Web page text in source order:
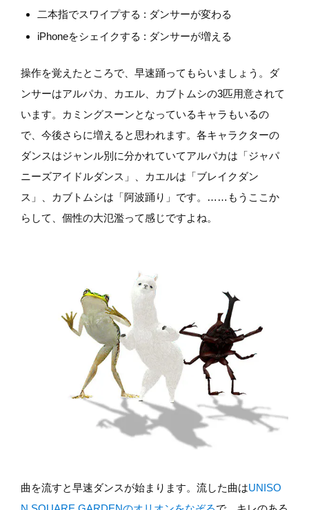
二本指でスワイプする : ダンサーが変わる
iPhoneをシェイクする : ダンサーが増える
操作を覚えたところで、早速踊ってもらいましょう。ダ
ンサーはアルパカ、カエル、カブトムシの3匹用意されて
います。カミングスーンとなっているキャラもいるの
で、今後さらに増えると思われます。各キャラクターの
ダンスはジャンル別に分かれていてアルパカは「ジャパ
ニーズアイドルダンス」、カエルは「ブレイクダン
ス」、カブトムシは「阿波踊り」です。……もうここか
らして、個性の大氾濫って感じですよね。
曲を流すと早速ダンスが始まります。流した曲はUNISO